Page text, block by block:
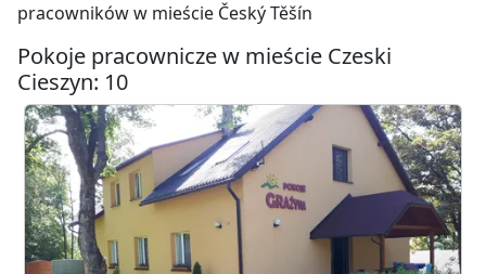
pracowników w mieście Český Těšín
Pokoje pracownicze w mieście Czeski
Cieszyn: 10